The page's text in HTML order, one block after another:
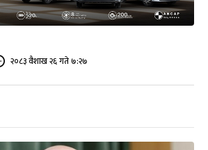
२०८३ वैशाख २६ गते ७:२७